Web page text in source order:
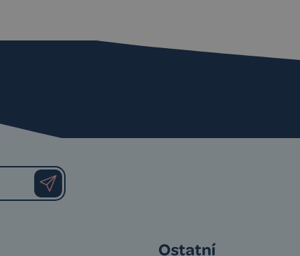
Ostatní